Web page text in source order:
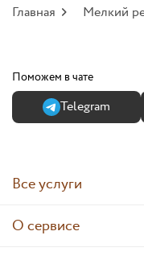
Главная Мелкий
Поможем в чате
Теlegram
Все услуги
О сервисе